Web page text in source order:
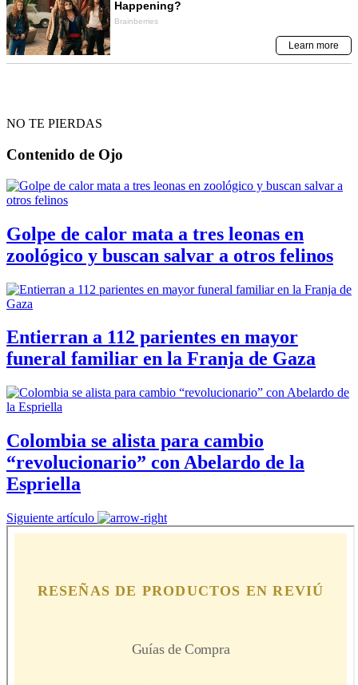
NO TE PIERDAS
Contenido de Ojo
Golpe de calor mata a tres leonas en
zoológico y buscan salvar a otros felinos
Entierran a 112 parientes en mayor
funeral familiar en la Franja de Gaza
Colombia se alista para cambio
“revolucionario” con Abelardo de la
Espriella
Siguiente artículo